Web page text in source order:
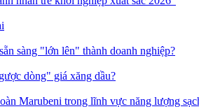
sàng "lớn lên" thành doanh nghiệp?
dòng" giá xăng dầu?
Marubeni trong lĩnh vực năng lượng